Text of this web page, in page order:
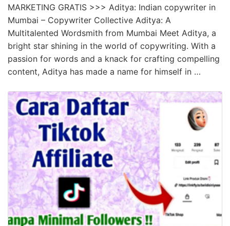
MARKETING GRATIS >>> Aditya: Indian copywriter in
Mumbai – Copywriter Collective Aditya: A
Multitalented Wordsmith from Mumbai Meet Aditya, a
bright star shining in the world of copywriting. With a
passion for words and a knack for crafting compelling
content, Aditya has made a name for himself in …